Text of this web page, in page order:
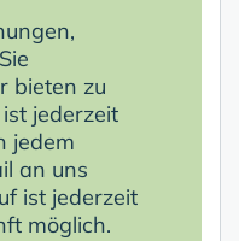
bieten zu
jederzeit
jedem
an uns
ist jederzeit
möglich.